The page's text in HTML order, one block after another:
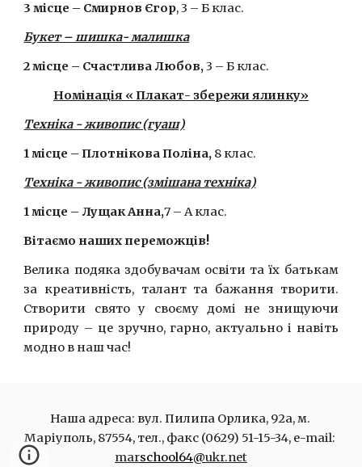
3 місце – Смирнов Єгор, 3 – Б клас.
Букет – шишка- малишка
2 місце – Счастлива Любов,3 – Б клас.
Номінація « Плакат- збережи ялинку»
Техніка - живопис (гуаш)
1 місце – Плотнікова Поліна, 8 клас.
Техніка - живопис (змішана техніка)
1 місце – Лущак Анна,7 – А клас.
Вітаємо наших переможців!
Велика подяка здобувачам освіти та їх батькам
за креативність, талант та бажання творити.
Створити свято у своєму домі не знищуючи
природу – це зручно, гарно, актуально і навіть
модно в наш час!
Наша адреса: вул. Пилипа Орлика, 92а, м.
marschool64@ukr.net